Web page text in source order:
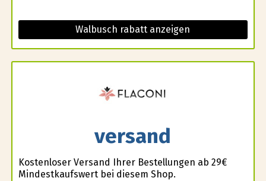
Walbusch rabatt anzeigen
versand
Kostenloser Versand Ihrer Bestellungen ab 29€
Mindestkaufswert bei diesem Shop.